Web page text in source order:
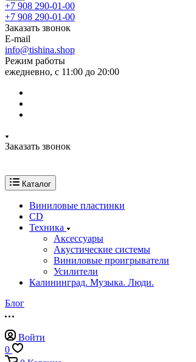
+7 908 290-01-00
+7 908 290-01-00
Заказать звонок
E-mail
info@tishina.shop
Режим работы
ежедневно, с 11:00 до 20:00
Заказать звонок
Каталог
Виниловые пластинки
CD
Техника
Аксессуары
Акустические системы
Виниловые проигрыватели
Усилители
Калининград. Музыка. Люди.
Блог
Войти
0